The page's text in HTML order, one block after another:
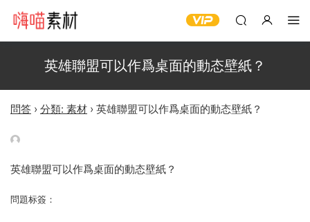
英雄聯盟可以作爲桌面的動态壁紙？
問答 › 分類: 素材 › 英雄聯盟可以作爲桌面的動态壁紙？
英雄聯盟可以作爲桌面的動态壁紙？
問題标簽：